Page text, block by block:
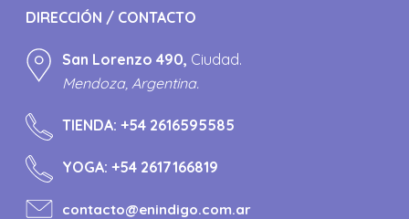
DIRECCIÓN / CONTACTO
San Lorenzo 490, Ciudad.
Mendoza, Argentina.
TIENDA:+54 2616595585
YOGA:+54 2617166819
contacto@enindigo.com.ar